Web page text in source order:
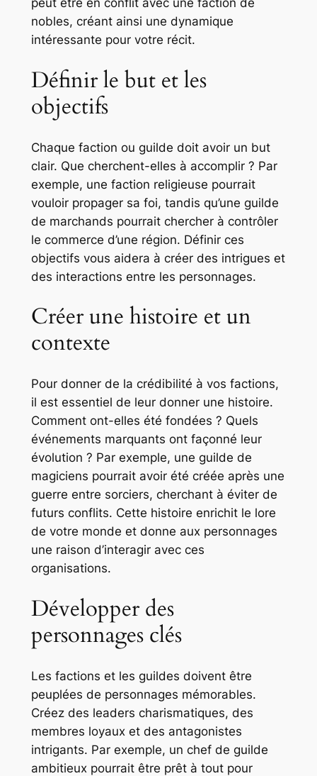
peut être en conflit avec une faction de
nobles, créant ainsi une dynamique
intéressante pour votre récit.
Définir le but et les
objectifs
Chaque faction ou guilde doit avoir un but
clair. Que cherchent-elles à accomplir ? Par
exemple, une faction religieuse pourrait
vouloir propager sa foi, tandis qu’une guilde
de marchands pourrait chercher à contrôler
le commerce d’une région. Définir ces
objectifs vous aidera à créer des intrigues et
des interactions entre les personnages.
Créer une histoire et un
contexte
Pour donner de la crédibilité à vos factions,
il est essentiel de leur donner une histoire.
Comment ont-elles été fondées ? Quels
événements marquants ont façonné leur
évolution ? Par exemple, une guilde de
magiciens pourrait avoir été créée après une
guerre entre sorciers, cherchant à éviter de
futurs conflits. Cette histoire enrichit le lore
de votre monde et donne aux personnages
une raison d’interagir avec ces
organisations.
Développer des
personnages clés
Les factions et les guildes doivent être
peuplées de personnages mémorables.
Créez des leaders charismatiques, des
membres loyaux et des antagonistes
intrigants. Par exemple, un chef de guilde
ambitieux pourrait être prêt à tout pour